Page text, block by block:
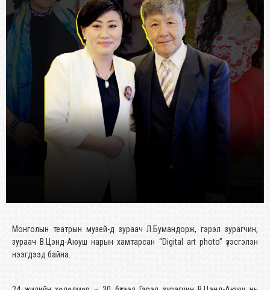
Монголын театрын музей-д зураач Л.Бумандорж, гэрэл зурагчин,
зураач В.Цэнд-Аюуш нарын хамтарсан “Digital art photo” үзэсгэлэн
нээгдээд байна.